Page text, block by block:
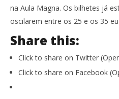
na Aula Magna. Os bilhetes já
oscilarem entre os 25 e os 35
Share this:
Click to share on Twitter
Click to share on Facebook